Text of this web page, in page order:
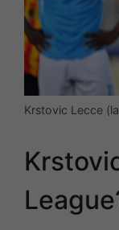
Krstovic Lecce